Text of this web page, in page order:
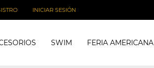
INICIAR SESIÓN
SWIM FERIA AMERICANA